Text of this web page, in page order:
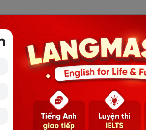
trọng khi chụp ảnh không?)
job?(Bạn có nghĩ làm nhiếp ảnh gia
và nhược điểm của nhiếp ảnh kỹ thuật số
một bức ảnh có thể thay ngàn lời nói?)